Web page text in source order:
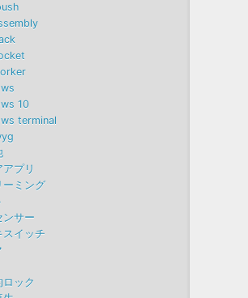
xxxx-xxxx-xxxx-xxxxxxxxx/details
10
terminal
アプリ
ーミング
ンサー
スイッチ
ロック